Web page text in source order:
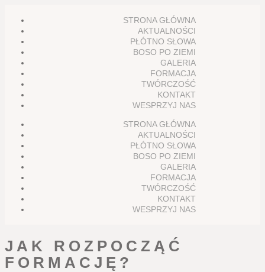
STRONA GŁÓWNA
AKTUALNOŚCI
PŁÓTNO SŁOWA
BOSO PO ZIEMI
GALERIA
FORMACJA
TWÓRCZOŚĆ
KONTAKT
WESPRZYJ NAS
STRONA GŁÓWNA
AKTUALNOŚCI
PŁÓTNO SŁOWA
BOSO PO ZIEMI
GALERIA
FORMACJA
TWÓRCZOŚĆ
KONTAKT
WESPRZYJ NAS
JAK ROZPOCZĄĆ
FORMACJĘ?